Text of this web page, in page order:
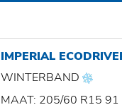
IMPERIAL
WINTERBAND
MAAT: 205/60 R15 91